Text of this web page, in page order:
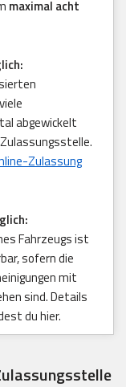
maximal acht
abgewickelt
Zulassung
Fahrzeugs ist
sofern die
mit
sind. Details
du hier.